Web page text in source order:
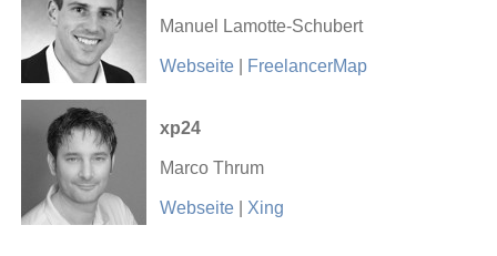
Manuel Lamotte-Schubert
Webseite FreelancerMap
xp24
Marco Thrum
Webseite Xing